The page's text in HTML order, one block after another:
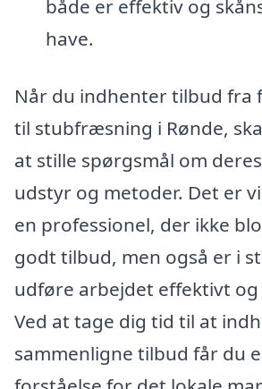
både er effektiv og
have.
Når du indhenter tilbud fra
til stubfræsning i Rønde,
at stille spørgsmål om
udstyr og metoder. Det er
en professionel, der ikke
godt tilbud, men også er i
udføre arbejdet effektivt
Ved at tage dig tid til at
sammenligne tilbud får du